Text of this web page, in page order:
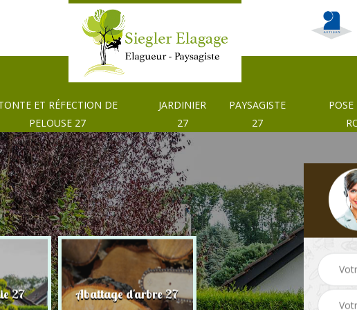
ET RÉFECTION DE
PELOUSE 27
JARDINIER
27
PAYSAGISTE
27
27 Abattage d'arbre 27 Tonte et réfection de
pelouse 27